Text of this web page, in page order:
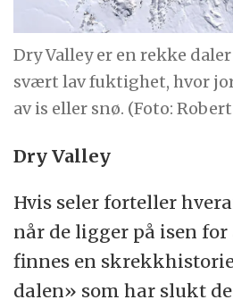
Dry Valley er en rekke
svært lav fuktighet, hvor
av is eller snø. (Foto:
Dry Valley
Hvis seler forteller
når de ligger på isen for
finnes en
dalen» som har slukt de